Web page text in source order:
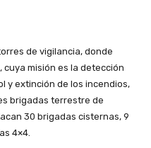
de vigilancia, donde
misión es la detección
y extinción de los incendios,
brigadas terrestre de
30 brigadas cisternas, 9
4×4.